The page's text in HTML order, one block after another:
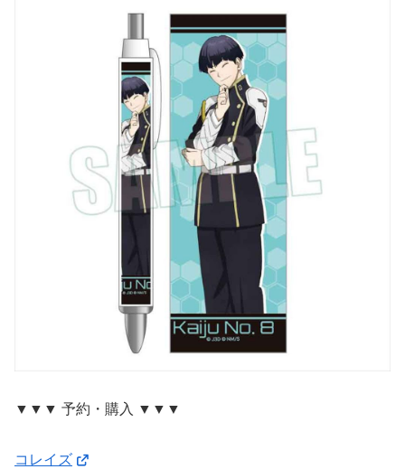
▼▼▼ 予約・購入 ▼▼▼
コレイズ